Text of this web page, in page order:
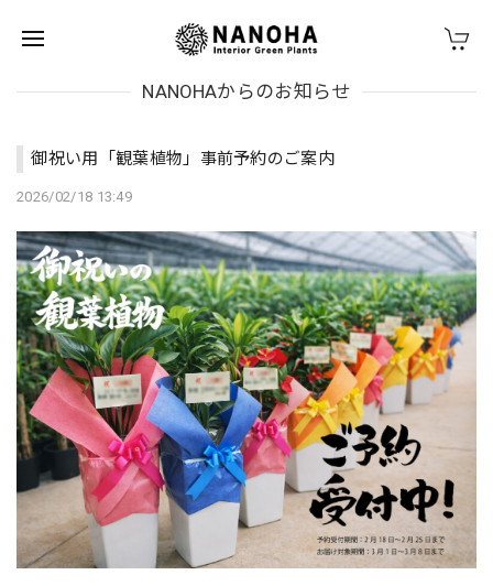
NANOHAからのお知らせ
御祝い用「観葉植物」事前予約のご案内
2026/02/18 13:49